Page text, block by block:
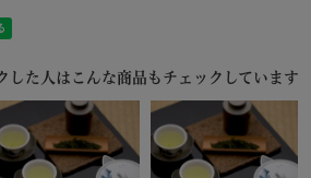
した人はこんな商品もチェックしています